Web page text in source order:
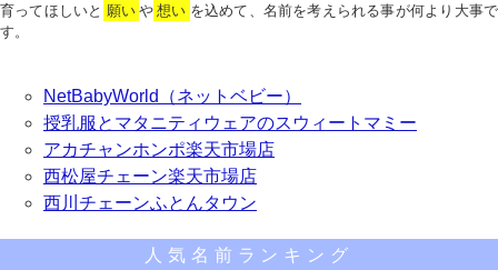
育ってほしいと 願い や 想い を込めて、名前を考えられる事が何より大事で
す。
NetBabyWorld（ネットベビー）
授乳服とマタニティウェアのスウィートマミー
アカチャンホンポ楽天市場店
西松屋チェーン楽天市場店
西川チェーンふとんタウン
人気名前ランキング